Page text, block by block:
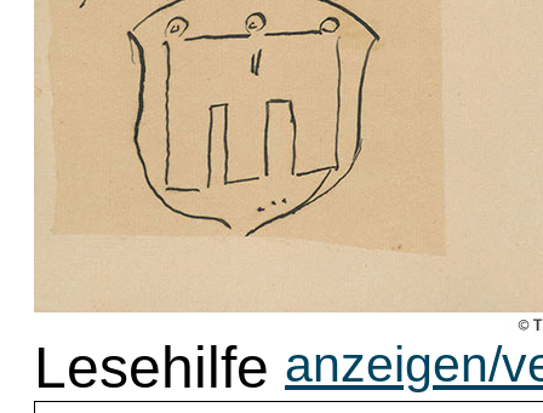
Lesehilfe anzeigen/